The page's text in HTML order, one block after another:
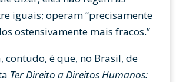
iguais; operam “precisamente
ostensivamente mais fracos.”
contudo, é que, no Brasil, de
Ter Direito a Direitos Humanos: